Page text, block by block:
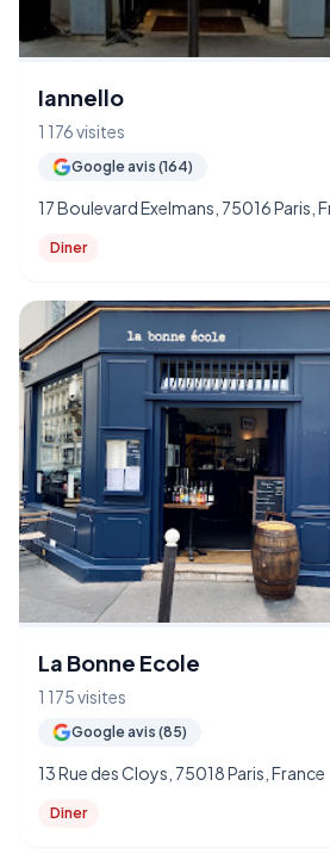
Iannello
1 176 visites
Google avis (164)
17 Boulevard Exelmans, 75016 Paris,
Diner
La Bonne Ecole
1 175 visites
Google avis (85)
13 Rue des Cloys, 75018 Paris, France
Diner